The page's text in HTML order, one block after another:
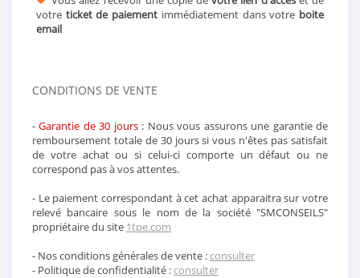
votre ticket de paiement immédiatement dans votre boite
email
CONDITIONS DE VENTE
-Garantie de 30 jours: Nous vous assurons une garantie de
remboursement totale de 30 jours si vous n'êtes pas satisfait
de votre achat ou si celui-ci comporte un défaut ou ne
correspond pas à vos attentes.
- Le paiement correspondant à cet achat apparaitra sur votre
relevé bancaire sous le nom de la société "SMCONSEILS"
propriétaire du site 1tpe.com
- Nos conditions générales de vente :consulter
- Politique de confidentialité :consulter